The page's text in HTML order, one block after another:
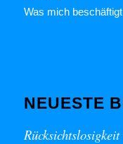
Was mich beschäftigt
NEUESTE